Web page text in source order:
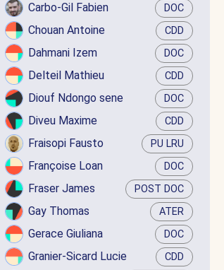
Carbo-Gil Fabien DOC
Chouan Antoine CDD
Dahmani Izem DOC
Delteil Mathieu CDD
Diouf Ndongo sene DOC
Diveu Maxime CDD
Fraisopi Fausto PU LRU
Françoise Loan DOC
Fraser James POST DOC
Gay Thomas ATER
Gerace Giuliana DOC
Granier-Sicard Lucie CDD